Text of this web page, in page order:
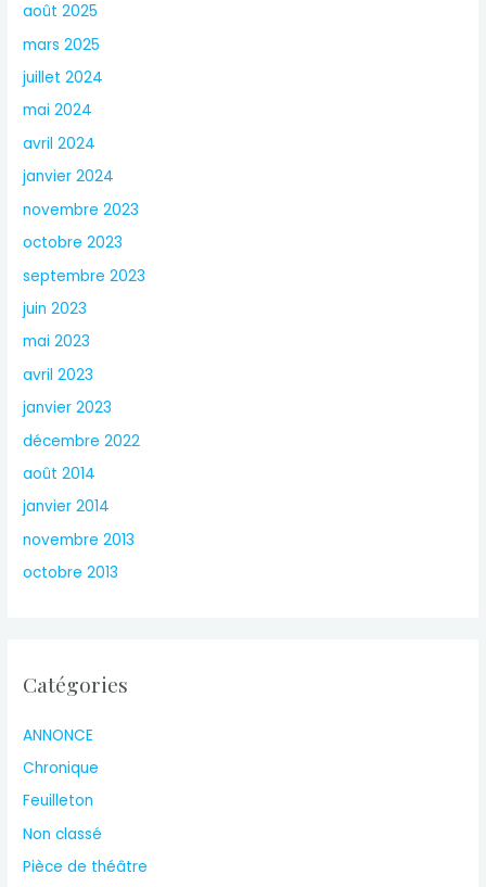
août 2025
mars 2025
juillet 2024
mai 2024
avril 2024
janvier 2024
novembre 2023
octobre 2023
septembre 2023
juin 2023
mai 2023
avril 2023
janvier 2023
décembre 2022
août 2014
janvier 2014
novembre 2013
octobre 2013
Catégories
ANNONCE
Chronique
Feuilleton
Non classé
Pièce de théâtre